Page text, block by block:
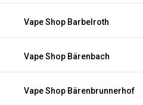
Vape Shop Barbelroth
Vape Shop Bärenbach
Vape Shop Bärenbrunnerhof